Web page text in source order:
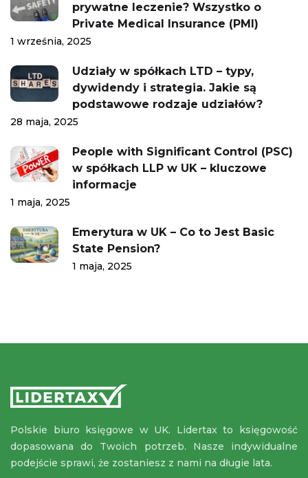
prywatne leczenie? Wszystko o
Private Medical Insurance (PMI)
1 września, 2025
Udziały w spółkach LTD – typy,
dywidendy i strategia. Jakie są
podstawowe rodzaje udziałów?
28 maja, 2025
People with Significant Control (PSC)
w spółkach LLP w UK – kluczowe
informacje
1 maja, 2025
Emerytura w UK – Co to Jest Basic
State Pension?
1 maja, 2025
Polskie biuro księgowe w UK. Lidertax to księgowość
dopasowana do Twoich potrzeb. Nasze indywidualne
podejście sprawi, że zostaniesz z nami na długie lata.